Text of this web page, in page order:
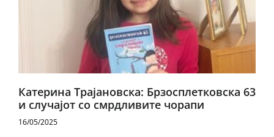
Катерина Трајановска: Брзосплетковска 63
и случајот со смрдливите чорапи
16/05/2025